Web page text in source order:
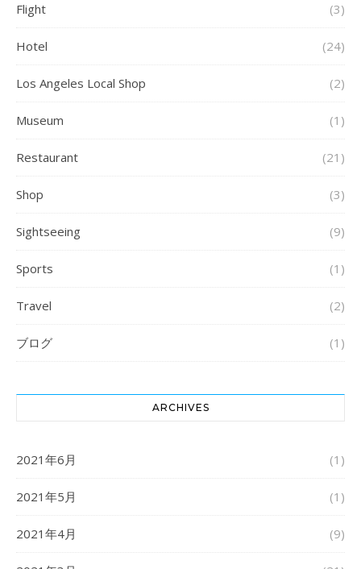
Flight (3)
Hotel (24)
Los Angeles Local Shop (2)
Museum (1)
Restaurant (21)
Shop (3)
Sightseeing (9)
Sports (1)
Travel (2)
ブログ (1)
ARCHIVES
2021年6月 (1)
2021年5月 (1)
2021年4月 (9)